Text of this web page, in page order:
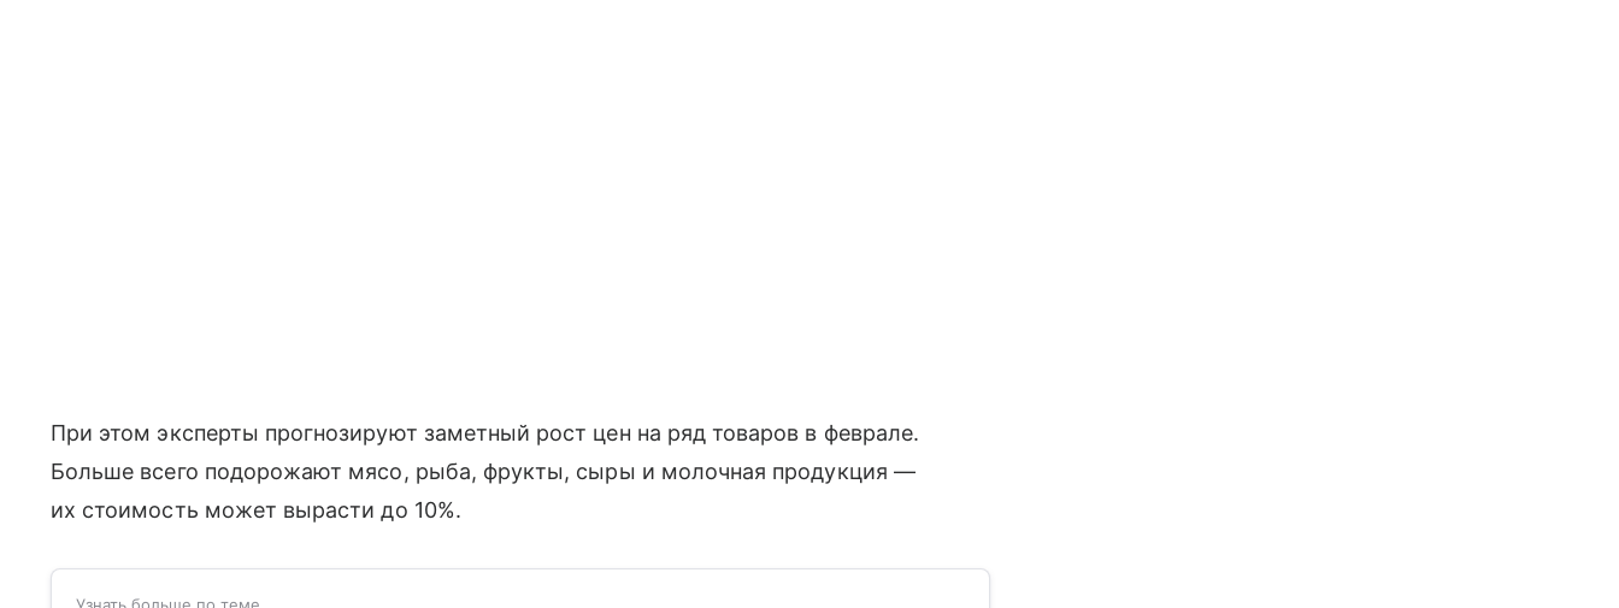
При этом эксперты прогнозируют заметный рост цен на ряд товаров в феврале.
Больше всего подорожают мясо, рыба, фрукты, сыры и молочная продукция —
их стоимость может вырасти до 10%.